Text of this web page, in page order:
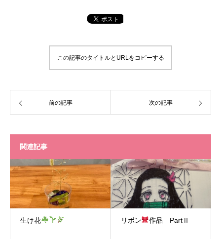
この記事のタイトルとURLをコピーする
前の記事 次の記事
関連記事
生け花 リボン 作品 PartⅡ